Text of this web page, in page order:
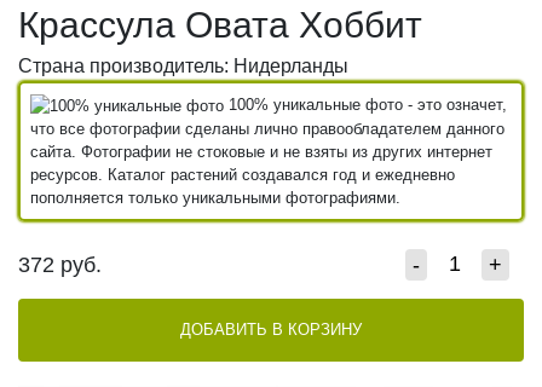
Крассула Овата Хоббит
Страна производитель: Нидерланды
100% уникальные фото - это означет,
что все фотографии сделаны лично правообладателем данного
сайта. Фотографии не стоковые и не взяты из других интернет
ресурсов. Каталог растений создавался год и ежедневно
пополняется только уникальными фотографиями.
372 руб. - +
ДОБАВИТЬ В КОРЗИНУ